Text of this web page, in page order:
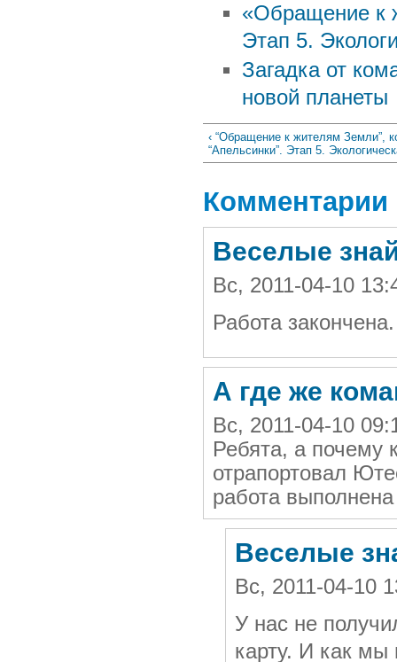
«Обращение к
Этап 5.
Загадка от
новой планеты
‹ “Обращение к жителям Земли”,
“Апельсинки”. Этап 5.
Комментарии
Веселые
Вс, 2011-04-10
Работа
А где же
Вс, 2011-04-10
Ребята, а почему
отрапортовал
работа
Веселые
Вс, 2011-04-10
У нас не
карту. И как мы